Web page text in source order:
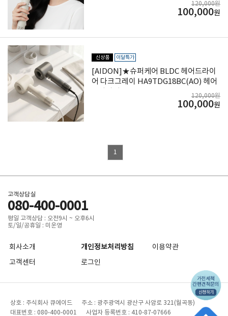
120,000원
100,000원
신상품 이달특가
[AIDON]★슈퍼케어 BLDC 헤어드라이
어 다크그레이 HA9TDG18BC(AO) 헤어
120,000원
100,000원
1
고객상담실
080-400-0001
평일 고객상담 : 오전9시 ~ 오후6시
토/일/공휴일 : 미운영
회사소개 개인정보처리방침
이용약관
고객센터
로그인
상호 : 주식회사 큐에이드 주소 : 광주광역시 광산구 사암로 321(월곡동)
대표번호 : 080-400-0001 사업자 등록번호 : 410-87-07666